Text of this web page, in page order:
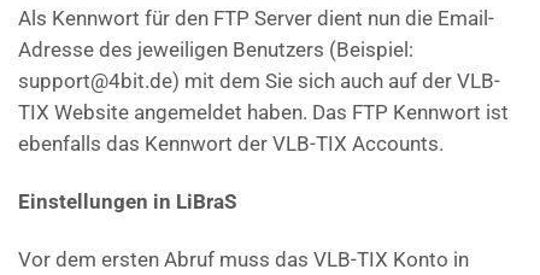
Als Kennwort für den FTP Server dient nun die Email-
Adresse des jeweiligen Benutzers (Beispiel:
support@4bit.de) mit dem Sie sich auch auf der VLB-
TIX Website angemeldet haben. Das FTP Kennwort ist
ebenfalls das Kennwort der VLB-TIX Accounts.
Einstellungen in LiBraS
Vor dem ersten Abruf muss das VLB-TIX Konto in